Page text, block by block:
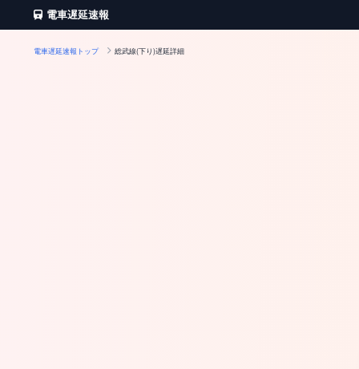
電車遅延速報
電車遅延速報トップ 総武線(下り)遅延詳細